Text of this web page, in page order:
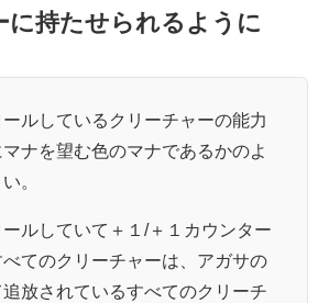
に持たせられるように
ルしているクリーチャーの能力
ナを望む色のマナであるかのよ
。
ルしていて＋１/＋１カウンター
てのクリーチャーは、アガサの
放されているすべてのクリーチ